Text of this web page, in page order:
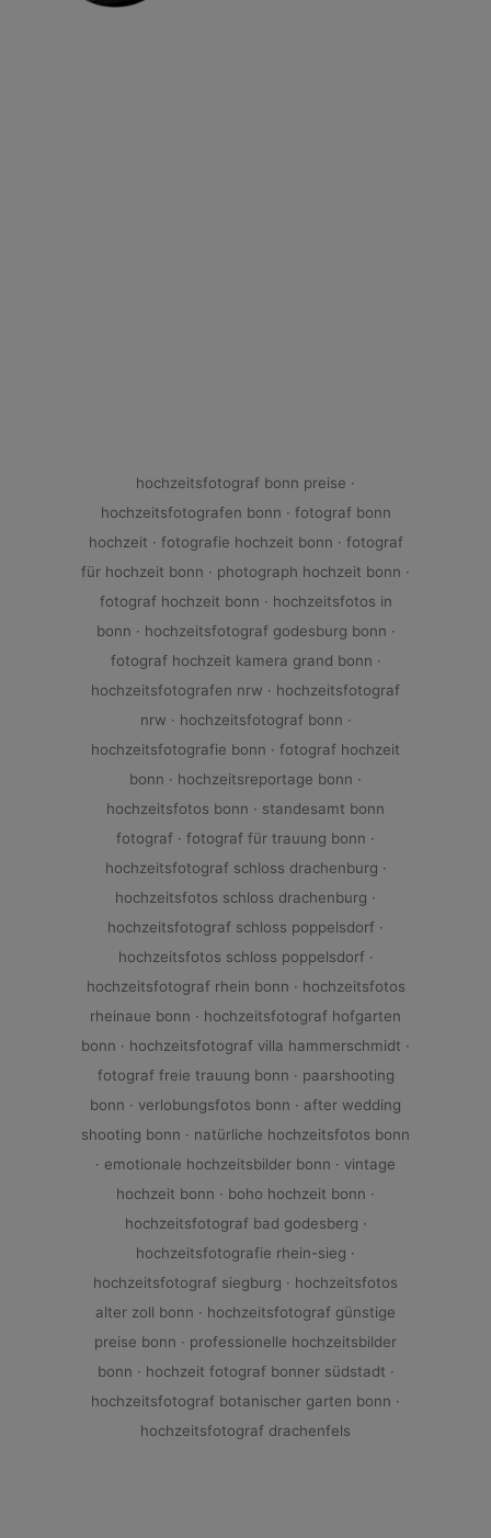
hochzeitsfotograf bonn preise ·
hochzeitsfotografen bonn · fotograf bonn
hochzeit · fotografie hochzeit bonn · fotograf
für hochzeit bonn · photograph hochzeit bonn ·
fotograf hochzeit bonn · hochzeitsfotos in
bonn · hochzeitsfotograf godesburg bonn ·
fotograf hochzeit kamera grand bonn ·
hochzeitsfotografen nrw · hochzeitsfotograf
nrw · hochzeitsfotograf bonn ·
hochzeitsfotografie bonn · fotograf hochzeit
bonn · hochzeitsreportage bonn ·
hochzeitsfotos bonn · standesamt bonn
fotograf · fotograf für trauung bonn ·
hochzeitsfotograf schloss drachenburg ·
hochzeitsfotos schloss drachenburg ·
hochzeitsfotograf schloss poppelsdorf ·
hochzeitsfotos schloss poppelsdorf ·
hochzeitsfotograf rhein bonn · hochzeitsfotos
rheinaue bonn · hochzeitsfotograf hofgarten
bonn · hochzeitsfotograf villa hammerschmidt ·
fotograf freie trauung bonn · paarshooting
bonn · verlobungsfotos bonn · after wedding
shooting bonn · natürliche hochzeitsfotos bonn
· emotionale hochzeitsbilder bonn · vintage
hochzeit bonn · boho hochzeit bonn ·
hochzeitsfotograf bad godesberg ·
hochzeitsfotografie rhein-sieg ·
hochzeitsfotograf siegburg · hochzeitsfotos
alter zoll bonn · hochzeitsfotograf günstige
preise bonn · professionelle hochzeitsbilder
bonn · hochzeit fotograf bonner südstadt ·
hochzeitsfotograf botanischer garten bonn ·
hochzeitsfotograf drachenfels